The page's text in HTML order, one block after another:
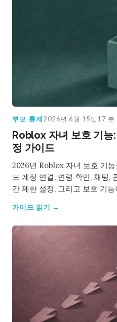
부모 통제2026년 6월 15일17 분
Roblox 자녀 보호 기능
정 가이드
2026년 Roblox 자녀 보호 기
모 계정 연결, 연령 확인, 채팅,
간 제한 설정, 그리고 보호 기
가이드 읽기 →